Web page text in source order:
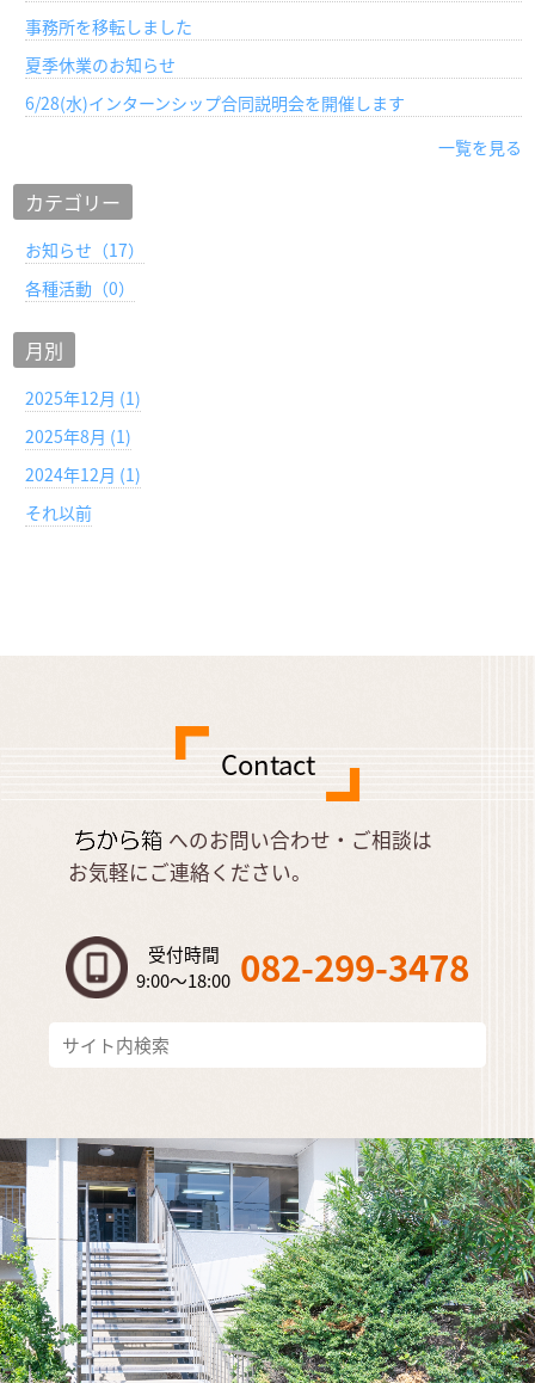
事務所を移転しました
夏季休業のお知らせ
6/28(水)インターンシップ合同説明会を開催します
一覧を見る
カテゴリー
お知らせ（17）
各種活動（0）
月別
2025年12月 (1)
2025年8月 (1)
2024年12月 (1)
それ以前
Contact
へのお問い合わせ・ご相談は
お気軽にご連絡ください。
受付時間
9:00～18:00 082-299-3478